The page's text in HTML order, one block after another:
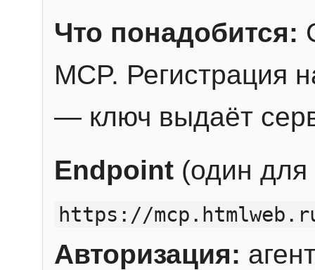
Что понадобится:
MCP. Регистрация
— ключ выдаёт
Endpoint (один для
https://
Авторизация: